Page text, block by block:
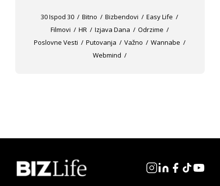
30 Ispod 30 Bitno Bizbendovi
Easy Life
Filmovi
HR Izjava Dana
Odrzime
Poslovne Vesti
Putovanja Važno
Wannabe
Webmind